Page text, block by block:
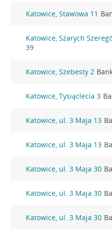
Katowice, Stawowa 11
Katowice, Szarych
39
Katowice, Szebesty 2
Katowice, Tysiąclecia 3
Katowice, ul. 3 Maja 13
Katowice, ul. 3 Maja 13
Katowice, ul. 3 Maja 30
Katowice, ul. 3 Maja 30
Katowice, ul. 3 Maja 30